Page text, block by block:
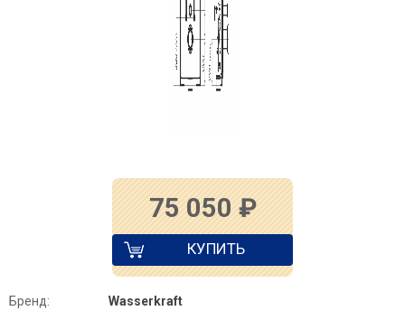
75 050 ₽
КУПИТЬ
Бренд:
Wasserkraft